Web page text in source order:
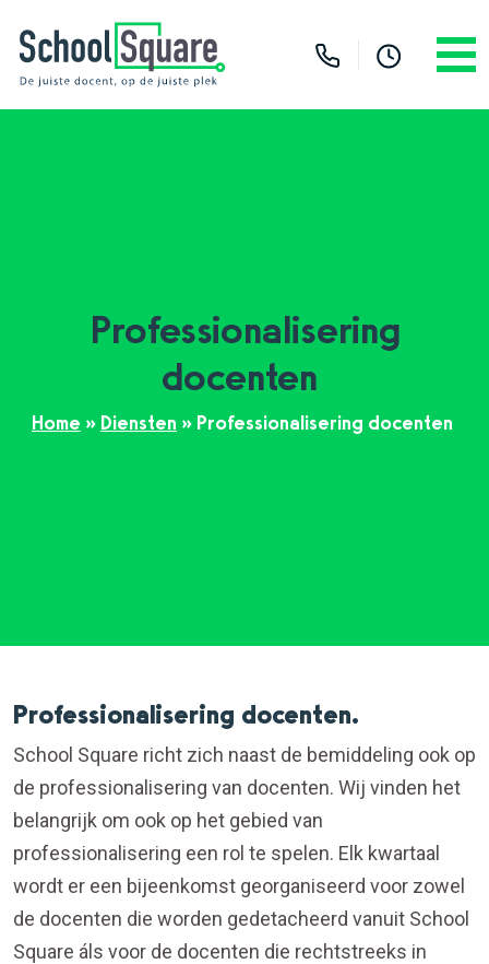
Professionalisering
docenten
Home » Diensten » Professionalisering docenten
Professionalisering docenten.
School Square richt zich naast de bemiddeling ook op
de professionalisering van docenten. Wij vinden het
belangrijk om ook op het gebied van
professionalisering een rol te spelen. Elk kwartaal
wordt er een bijeenkomst georganiseerd voor zowel
de docenten die worden gedetacheerd vanuit School
Square áls voor de docenten die rechtstreeks in